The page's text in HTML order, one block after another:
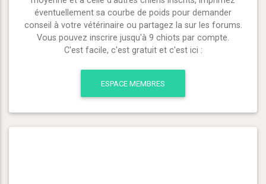
éventuellement sa courbe de poids pour demander
conseil à votre vétérinaire ou partagez la sur les forums.
Vous pouvez inscrire jusqu'à 9 chiots par compte.
C'est facile, c'est gratuit et c'est ici :
ESPACE MEMBRES